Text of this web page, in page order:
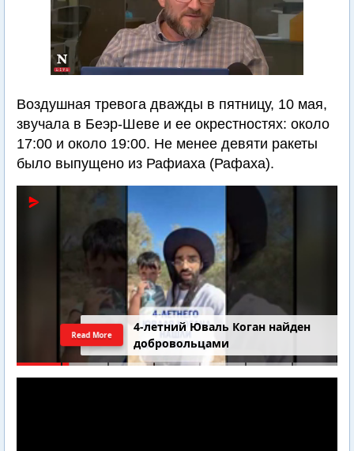
Воздушная тревога дважды в пятницу, 10 мая,
звучала в Беэр-Шеве и ее окрестностях: около
17:00 и около 19:00. Не менее девяти ракеты
было выпущено из Рафиаха (Рафаха).
4-летний Юваль Коган найден
добровольцами
Read More